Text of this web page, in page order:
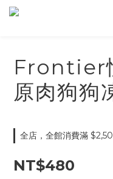
Frontier
原肉狗狗
全店，全館消費滿
NT$480